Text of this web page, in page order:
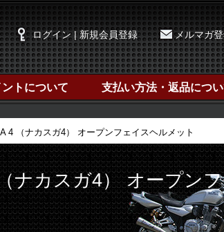
ログイン | 新規会員登録 メルマガ
トについて 支払い方法・返品につ
4 （ナカスガ4） オープンフェイスヘルメット
ナカスガ4） オープン